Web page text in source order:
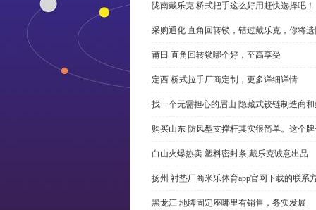
陇南戴乐克 桥式把手这么好用赶快选择吧！
采购通化 直角回转锁，错过戴乐克，你将
莆田 直角回转锁哪个好，至高享受
定西 桥式拉手厂商定制，更多详细详情
找一个无需担心的眉山 隐藏式铰链制造商
购买山东 防风型支撑杆其实很简单。这个
白山火爆热卖 塑料密封条,戴乐克诚意出品
扬州 衬垫厂商米乐体育app官网下载的联系
黑龙江 地脚固定座哪里有销售，务实发展